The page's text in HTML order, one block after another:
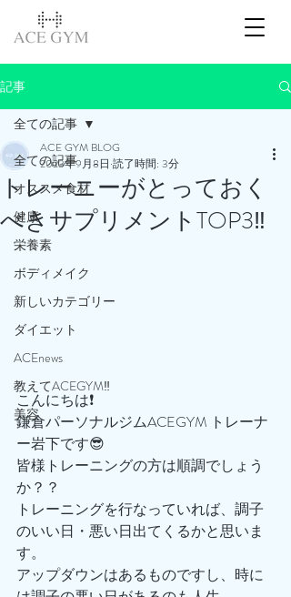
記事
全ての記事
オススメ食材
健康
栄養素
ボディメイク
新しいカテゴリー
ダイエット
ACEnews
教えてACEGYM‼️
美容
全ての記事
トレーニーがとっておく
べきサプリメントTOP3‼️
ACE GYM BLOG
2023年9月8日 読了時間: 3分
こんにちは❗️
鎌倉パーソナルジムACEGYM トレーナ
ー岩下です😎
皆様トレーニングの方は順調でしょう
か？？
トレーニングを行なっていれば、調子
のいい日・悪い日出てくるかと思いま
す。
アップダウンはあるものですし、時に